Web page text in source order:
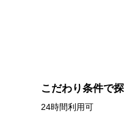
こだわり条件で
24時間利用可